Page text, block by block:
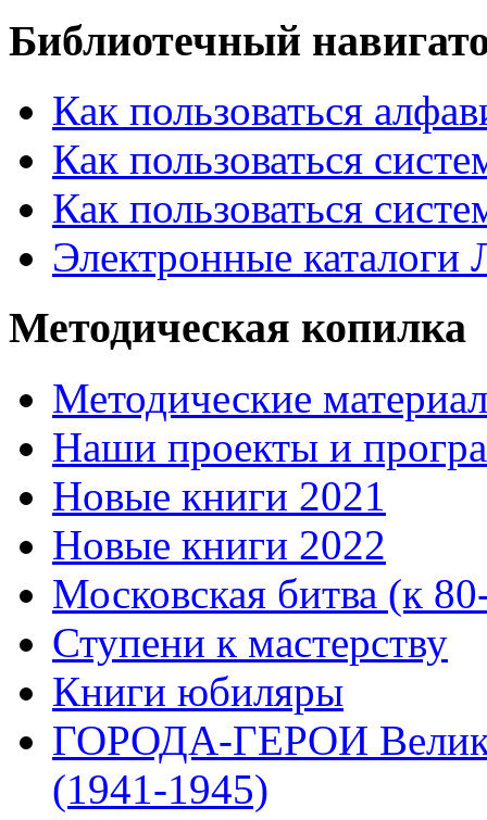
Библиотечный
Как пользоваться
Как пользоваться
Как пользоваться
Электронные
Методическая копилка
Методические
Наши проекты и
Новые книги 2021
Новые книги 2022
Московская битва (к
Ступени к мастерству
Книги юбиляры
ГОРОДА-ГЕРОИ
(1941-1945)